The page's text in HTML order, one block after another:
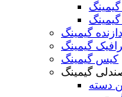
گیمینگ
گیمینگ
کیس گیمینگ
گیمینگ
دسته